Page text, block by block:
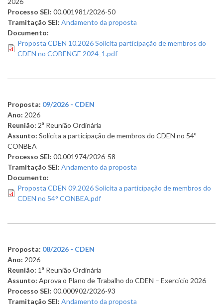
Processo SEI: 00.001981/2026-50
Tramitação SEI: Andamento da proposta
Documento:
Proposta CDEN 10.2026 Solicita participação de membros do
CDEN no COBENGE 2024_1.pdf
Proposta: 09/2026 - CDEN
Ano: 2026
Reunião: 2ª Reunião Ordinária
Assunto: Solicita a participação de membros do CDEN no 54º
CONBEA
Processo SEI: 00.001974/2026-58
Tramitação SEI: Andamento da proposta
Documento:
Proposta CDEN 09.2026 Solicita a participação de membros do
CDEN no 54° CONBEA.pdf
Proposta: 08/2026 - CDEN
Ano: 2026
Reunião: 1ª Reunião Ordinária
Assunto: Aprova o Plano de Trabalho do CDEN – Exercício 2026
Processo SEI: 00.000902/2026-93
Tramitação SEI: Andamento da proposta